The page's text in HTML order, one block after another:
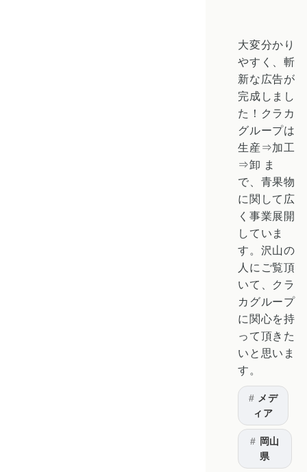
大変分かり
やすく、斬
新な広告が
完成しまし
た！クラカ
グループは
生産⇒加工
⇒卸 ま
で、青果物
に関して広
く事業展開
していま
す。沢山の
人にご覧頂
いて、クラ
カグループ
に関心を持
って頂きた
いと思いま
す。
メデ
ィア
岡山
県